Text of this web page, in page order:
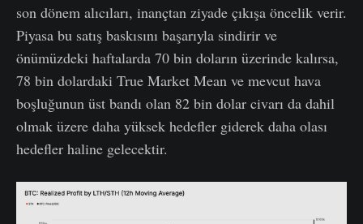
son dönem alıcıları, inançtan ziyade çıkışa öncelik verir.
Piyasa bu satış baskısını başarıyla sindirir ve
önümüzdeki haftalarda 70 bin doların üzerinde kalırsa,
78 bin dolardaki True Market Mean ve mevcut hava
boşluğunun üst bandı olan 82 bin dolar civarı da dahil
olmak üzere daha yüksek hedefler giderek daha olası
hedefler haline gelecektir.